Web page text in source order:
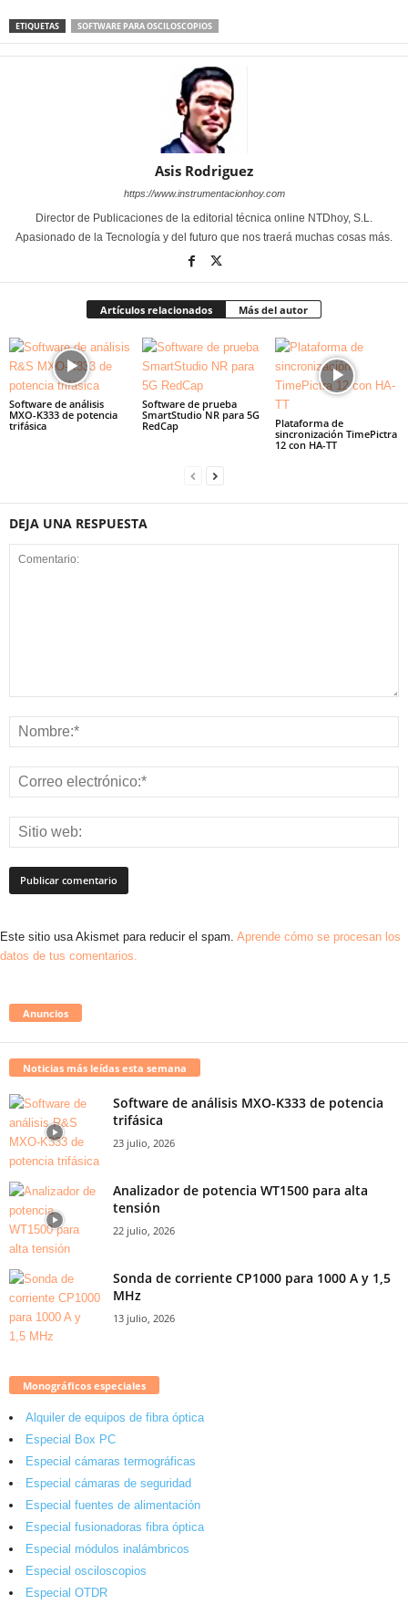
ETIQUETAS SOFTWARE PARA OSCILOSCOPIOS
Asis Rodriguez
https://www.instrumentacionhoy.com
Director de Publicaciones de la editorial técnica online NTDhoy, S.L.
Apasionado de la Tecnología y del futuro que nos traerá muchas cosas más.
Artículos relacionados Más del autor
Software de análisis
MXO-K333 de potencia
trifásica
Software de prueba
SmartStudio NR para 5G
RedCap
Plataforma de
sincronización TimePictra
12 con HA-TT
DEJA UNA RESPUESTA
Este sitio usa Akismet para reducir el spam. Aprende cómo se procesan los
datos de tus comentarios.
Anuncios
Noticias más leídas esta semana
Software de análisis MXO-K333 de potencia
trifásica
23 julio, 2026
Analizador de potencia WT1500 para alta
tensión
22 julio, 2026
Sonda de corriente CP1000 para 1000 A y 1,5
MHz
13 julio, 2026
Monográficos especiales
Alquiler de equipos de fibra óptica
Especial Box PC
Especial cámaras termográficas
Especial cámaras de seguridad
Especial fuentes de alimentación
Especial fusionadoras fibra óptica
Especial módulos inalámbricos
Especial osciloscopios
Especial OTDR